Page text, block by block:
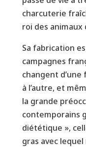
charcuterie
roi des animaux
Sa fabrication
campagnes
changent d’une
à l’autre, et
la grande
contemporains
diététique »,
gras avec